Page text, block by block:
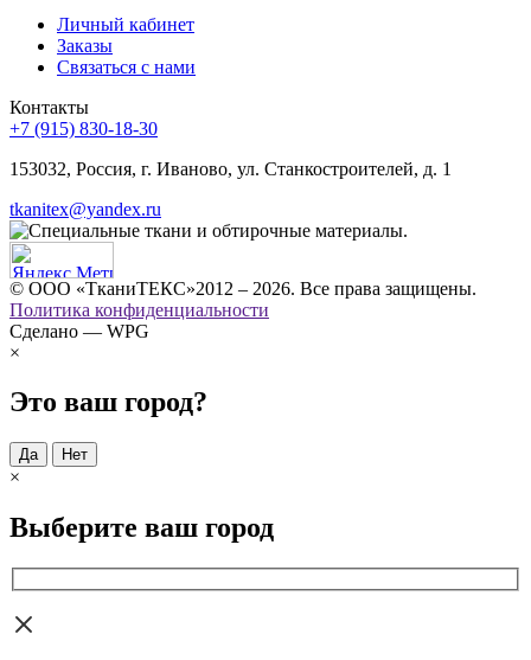
Личный кабинет
Заказы
Связаться с нами
Контакты
+7 (915) 830-18-30
153032, Россия, г. Иваново, ул. Станкостроителей, д. 1
tkanitex@yandex.ru
© ООО «ТканиТЕКС»2012 – 2026. Все права защищены.
Политика конфиденциальности
Сделано — WPG
×
Это ваш город?
Да Нет
×
Выберите ваш город